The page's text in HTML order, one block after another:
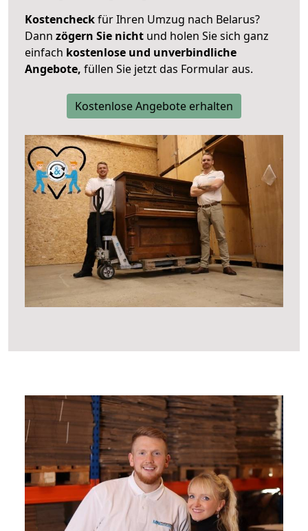
Kostencheckfür Ihren Umzug nach Belarus?
Dann zögern Sie nicht und holen Sie sich ganz
einfach kostenlose und unverbindliche
Angebote, füllen Sie jetzt das Formular aus.
Kostenlose Angebote erhalten